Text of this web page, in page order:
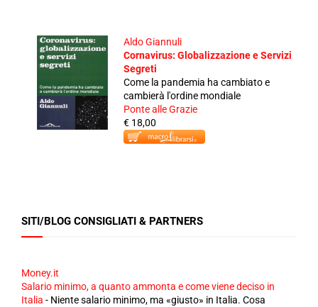
Aldo Giannuli
Cornavirus: Globalizzazione e Servizi
Segreti
Come la pandemia ha cambiato e
cambierà l'ordine mondiale
Ponte alle Grazie
€ 18,00
SITI/BLOG CONSIGLIATI & PARTNERS
Money.it
Salario minimo, a quanto ammonta e come viene deciso in
Italia - Niente salario minimo, ma «giusto» in Italia. Cosa